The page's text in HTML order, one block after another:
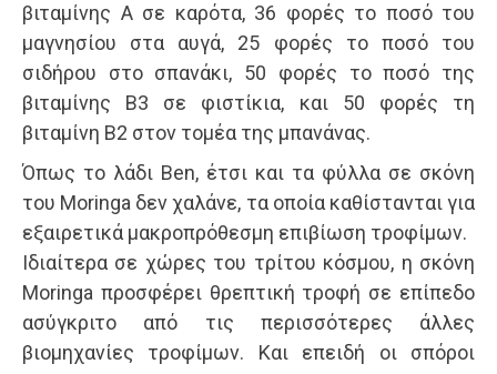
βιταμίνης Α σε καρότα, 36 φορές το ποσό του
μαγνησίου στα αυγά, 25 φορές το ποσό του
σιδήρου στο σπανάκι, 50 φορές το ποσό της
βιταμίνης Β3 σε φιστίκια, και 50 φορές τη
βιταμίνη Β2 στον τομέα της μπανάνας.
Όπως το λάδι Ben, έτσι και τα φύλλα σε σκόνη
του Moringa δεν χαλάνε, τα οποία καθίστανται για
εξαιρετικά μακροπρόθεσμη επιβίωση τροφίμων.
Ιδιαίτερα σε χώρες του τρίτου κόσμου, η σκόνη
Moringa προσφέρει θρεπτική τροφή σε επίπεδο
ασύγκριτο από τις περισσότερες άλλες
βιομηχανίες τροφίμων. Και επειδή οι σπόροι